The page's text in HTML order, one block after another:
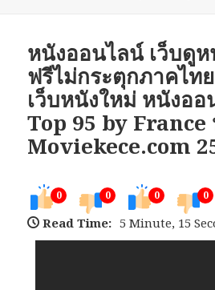
หนังออนไลน์ เว็บดู
ฟรีไม่กระตุกภาคไท
เว็บหนังใหม่ หนังอ
Top 95 by
Moviekece.com
0 0 0 0
Read Time: 5 Minute, 15